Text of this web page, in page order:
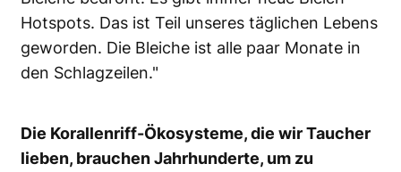
Hotspots. Das ist Teil unseres täglichen Lebens
geworden. Die Bleiche ist alle paar Monate in
den Schlagzeilen."
Die Korallenriff-Ökosysteme, die wir Taucher
lieben, brauchen Jahrhunderte, um zu